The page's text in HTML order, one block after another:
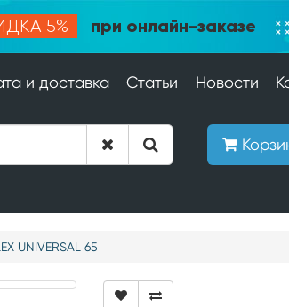
5% при онлайн-заказе
и доставка Статьи Новости
UNIVERSAL 65